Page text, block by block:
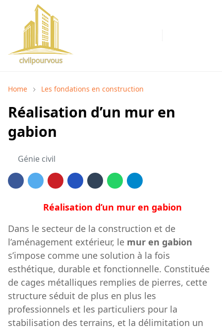
Home Les fondations en construction
Réalisation d’un mur en
gabion
Génie civil
Réalisation d’un mur en gabion
Dans le secteur de la construction et de
l’aménagement extérieur, le mur en gabion
s’impose comme une solution à la fois
esthétique, durable et fonctionnelle. Constituée
de cages métalliques remplies de pierres, cette
structure séduit de plus en plus les
professionnels et les particuliers pour la
stabilisation des terrains, et la délimitation un